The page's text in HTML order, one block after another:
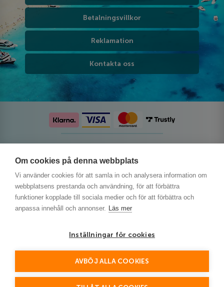
Om cookies på denna webbplats
Vi använder cookies för att samla in och analysera information om
webbplatsens prestanda och användning, för att förbättra
funktioner kopplade till sociala medier och för att förbättra och
anpassa innehåll och annonser. Läs mer
Inställningar för cookies
AVBÖJ ALLA COOKIES
Betalningsvillkor
Reklamation
Kontakta oss
This site is protected by reCAPTCHA and the Google
andTerms of Service apply.